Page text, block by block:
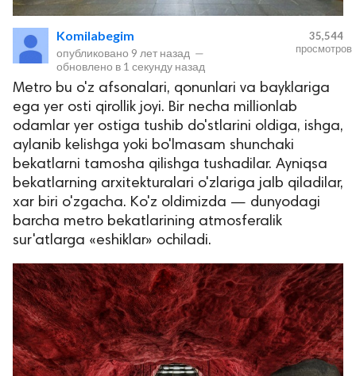
защищены.
Komilabegim
опубликовано 9 лет назад —
обновлено в 1 секунду назад
35,544
просмотров
Metro bu o'z afsonalari, qonunlari va bayklariga
ega yer osti qirollik joyi. Bir necha millionlab
odamlar yer ostiga tushib do'stlarini oldiga, ishga,
aylanib kelishga yoki bo'lmasam shunchaki
bekatlarni tamosha qilishga tushadilar. Ayniqsa
bekatlarning arxitekturalari o'zlariga jalb qiladilar,
xar biri o'zgacha. Ko'z oldimizda — dunyodagi
barcha metro bekatlarining atmosferalik
sur'atlarga «eshiklar» ochiladi.